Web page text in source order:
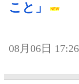
こと」
08月06日 17:26